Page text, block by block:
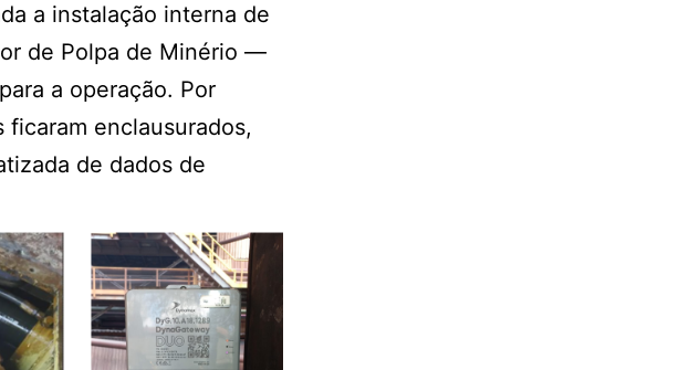
a instalação interna de
de Polpa de Minério —
a operação. Por
enclausurados,
de dados de